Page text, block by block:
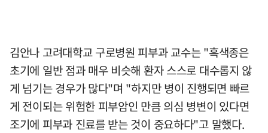
김안나 고려대학교 구로병원 피부과 교수는 "흑색종은
초기에 일반 점과 매우 비슷해 환자 스스로 대수롭지 않
게 넘기는 경우가 많다"며 "하지만 병이 진행되면 빠르
게 전이되는 위험한 피부암인 만큼 의심 병변이 있다면
조기에 피부과 진료를 받는 것이 중요하다"고 말했다.